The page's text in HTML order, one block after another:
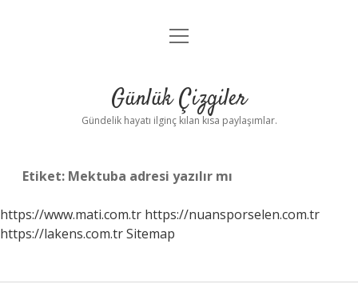
Anasayfa
Yasal Uyarı
menüyü
Günlük Çizgiler
Gündelik hayatı ilginç kılan kısa paylaşımlar.
Etiket: Mektuba adresi yazılır mı
https://www.mati.com.tr https://nuansporselen.com.tr
https://lakens.com.trSitemap